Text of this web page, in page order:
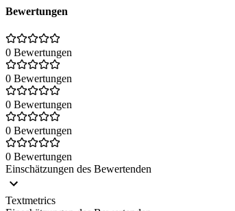
Bewertungen
0 Bewertungen
0 Bewertungen
0 Bewertungen
0 Bewertungen
0 Bewertungen
Einschätzungen des Bewertenden
Textmetrics